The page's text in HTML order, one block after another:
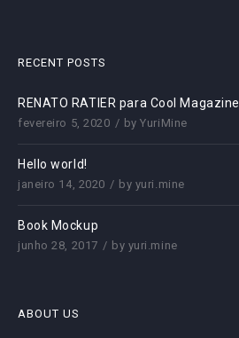
RECENT POSTS
RENATO RATIER para Cool Magazine
fevereiro 5, 2020 byYuriMine
Hello world!
janeiro 14, 2020 by yuri.mine
Book Mockup
junho 28, 2017 by yuri.mine
ABOUT US